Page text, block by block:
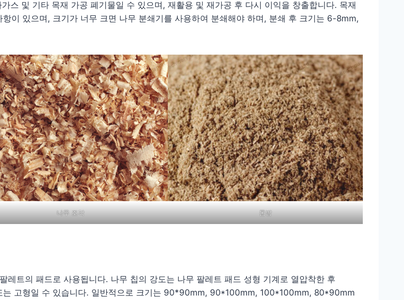
스 및 기타 목재 가공 폐기물일 수 있으며, 재활용 및 재가공 후 다시 이익을 창출합니다. 목재
이 있으며, 크기가 너무 크면 나무 분쇄기를 사용하여 분쇄해야 하며, 분쇄 후 크기는 6-8mm,
나무 조각 톱밥
레트의 패드로 사용됩니다. 나무 칩의 강도는 나무 팔레트 패드 성형 기계로 열압착한 후
는 고형일 수 있습니다. 일반적으로 크기는 90*90mm, 90*100mm, 100*100mm, 80*90mm